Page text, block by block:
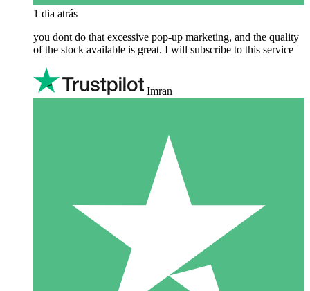
1 dia atrás
you dont do that excessive pop-up marketing, and the quality
of the stock available is great. I will subscribe to this service
Imran